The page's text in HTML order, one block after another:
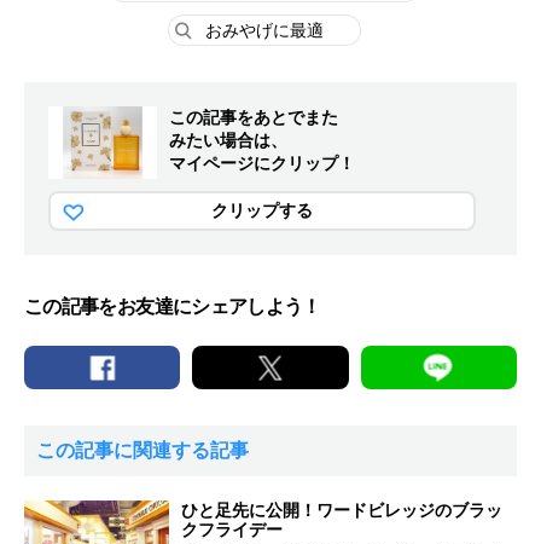
おみやげに最適
この記事をあとでまた
みたい場合は、
マイページにクリップ！
クリップする
この記事をお友達にシェアしよう！
この記事に関連する記事
ひと足先に公開！ワードビレッジのブラッ
クフライデー